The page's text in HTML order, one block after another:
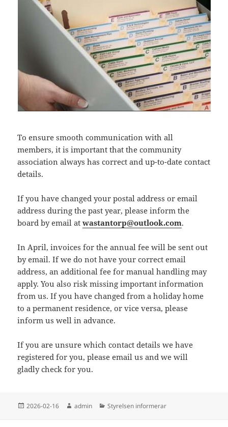
To ensure smooth communication with all
members, it is important that the community
association always has correct and up-to-date contact
details.
If you have changed your postal address or email
address during the past year, please inform the
board by email atwastantorp@outlook.com.
In April, invoices for the annual fee will be sent out
by email. If we do not have your correct email
address, an additional fee for manual handling may
apply. You also risk missing important information
from us. If you have changed from a holiday home
to a permanent residence, or vice versa, please
inform us well in advance.
If you are unsure which contact details we have
registered for you, please email us and we will
gladly check for you.
Postat
2026-02-16 Författare
admin Kategorier
Styrelsen informerar